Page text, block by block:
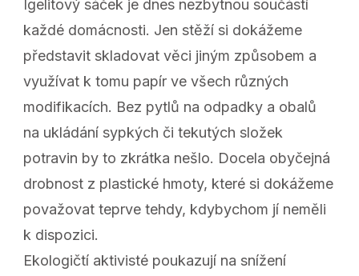
Igelitový sáček je dnes nezbytnou součástí
každé domácnosti. Jen stěží si dokážeme
představit skladovat věci jiným způsobem a
využívat k tomu papír ve všech různých
modifikacích. Bez pytlů na odpadky a obalů
na ukládání sypkých či tekutých složek
potravin by to zkrátka nešlo. Docela obyčejná
drobnost z plastické hmoty, které si dokážeme
považovat teprve tehdy, kdybychom jí neměli
k dispozici.
Ekologičtí aktivisté poukazují na snížení